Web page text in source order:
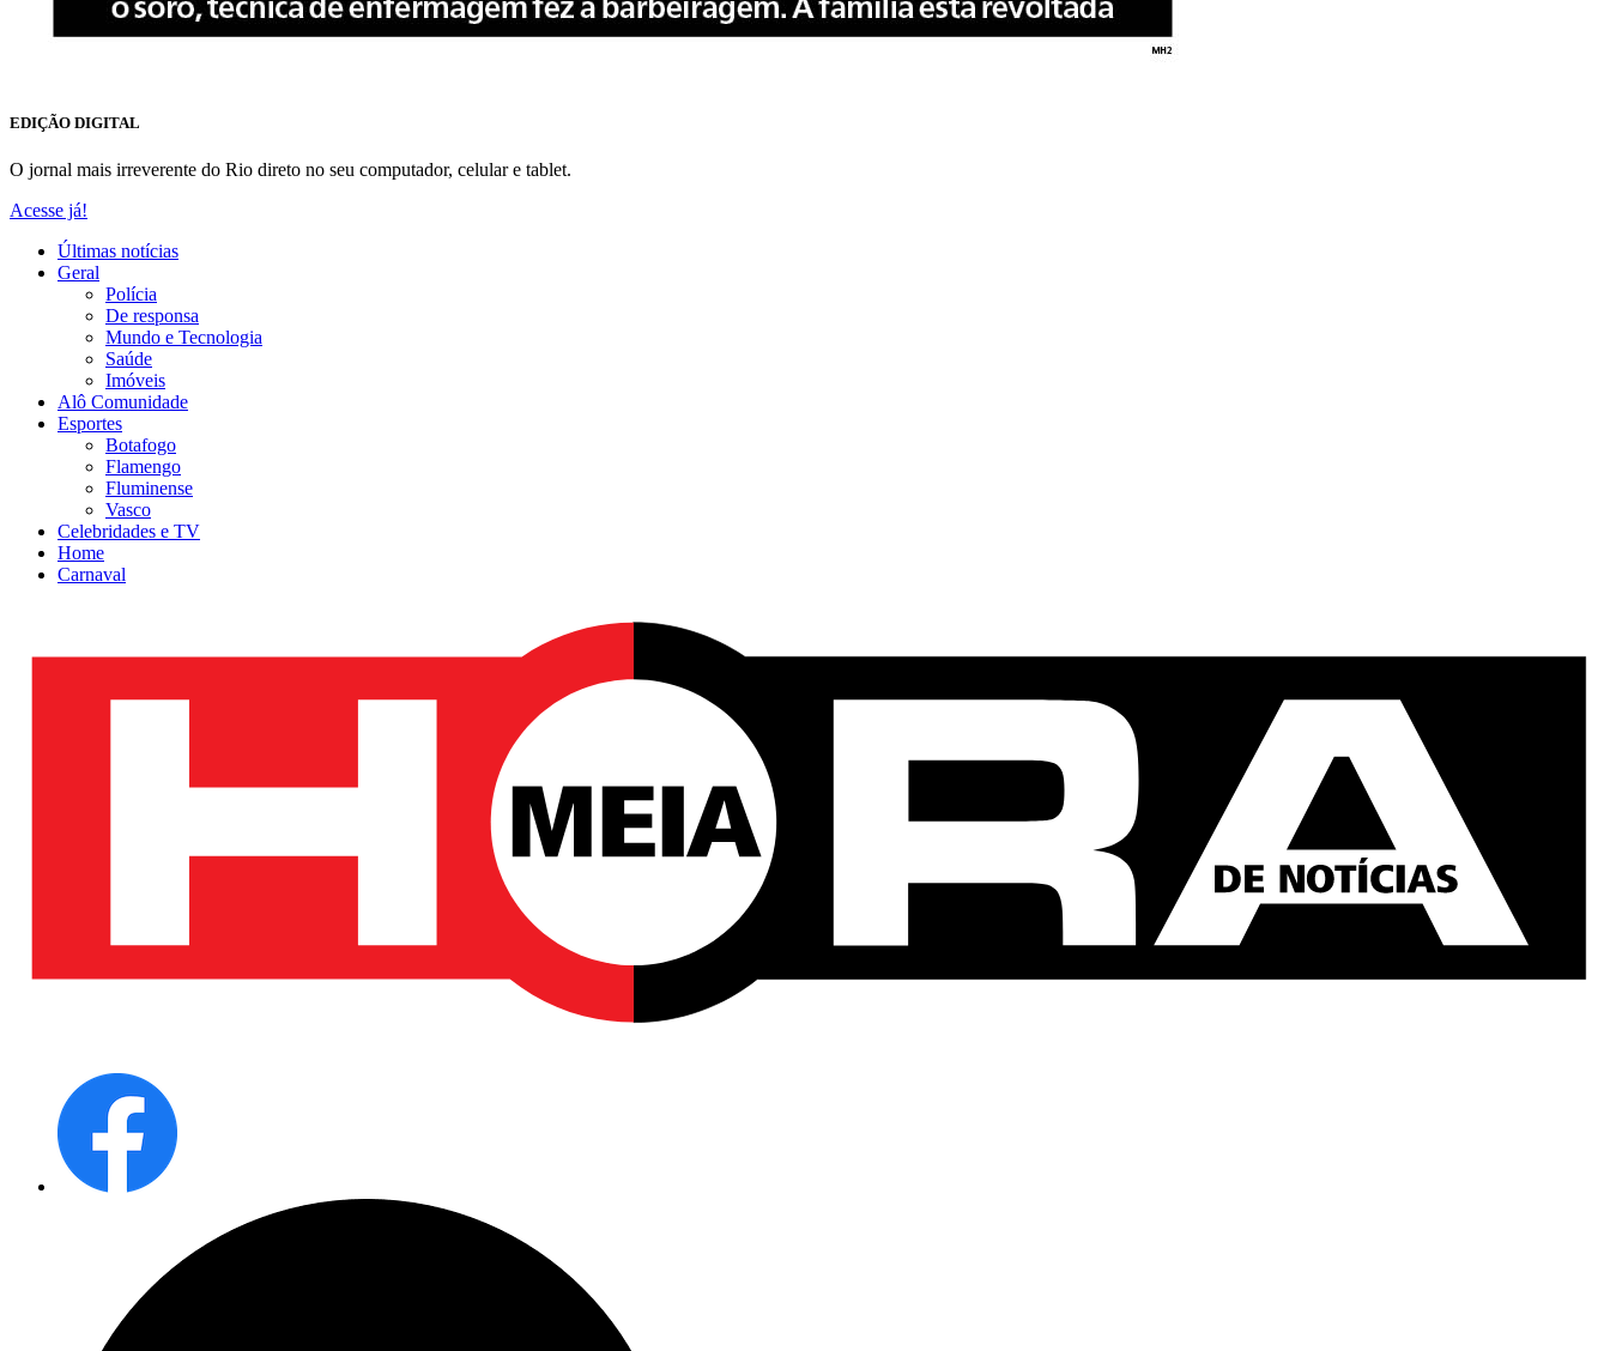
EDIÇÃO DIGITAL
O jornal mais irreverente do Rio direto no seu computador, celular e tablet.
Acesse já!
Últimas notícias
Geral
Polícia
De responsa
Mundo e Tecnologia
Saúde
Imóveis
Alô Comunidade
Esportes
Botafogo
Flamengo
Fluminense
Vasco
Celebridades e TV
Home
Carnaval